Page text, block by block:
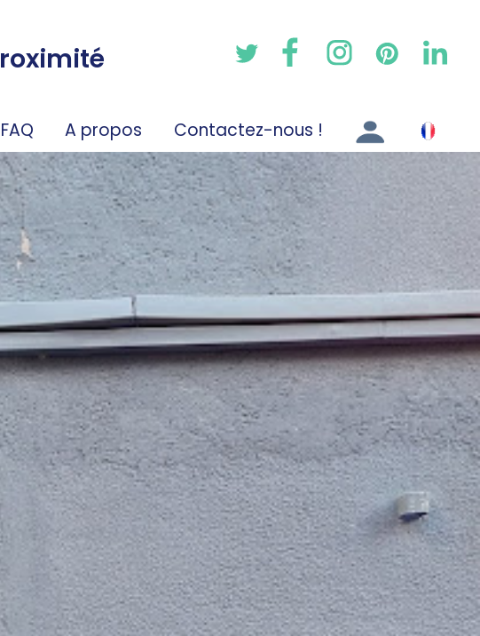
roximité
FAQ A propos Contactez-nous !